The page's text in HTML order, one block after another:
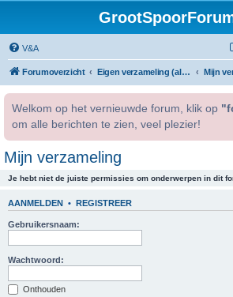
V&A
Forumoverzicht Eigen verzameling (alleen voor geregistreerde gebruikers). Mijn
Welkom op het vernieuwde forum, klik op
om alle berichten te zien, veel plezier!
Mijn verzameling
Je hebt niet de juiste permissies om onderwerpen in dit
AANMELDEN • REGISTREER
Gebruikersnaam:
Wachtwoord:
Onthouden